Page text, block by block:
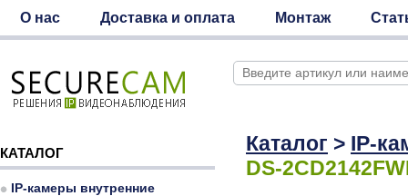
О нас Доставка и оплата Монтаж
Каталог > IP-
DS-
КАТАЛОГ
IP-камеры внутренние